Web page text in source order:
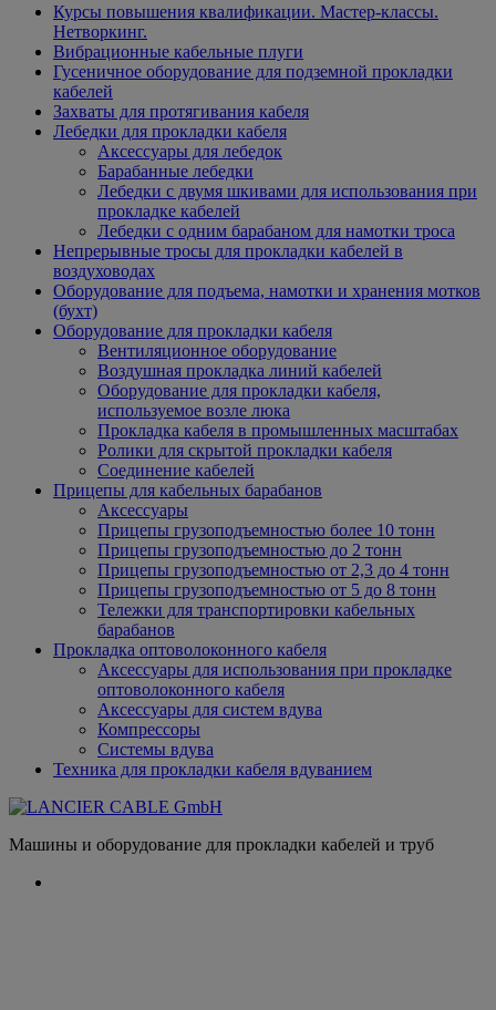
Курсы повышения квалификации. Мастер-классы.
Нетворкинг.
Вибрационные кабельные плуги
Гусеничное оборудование для подземной прокладки
кабелей
Захваты для протягивания кабеля
Лебедки для прокладки кабеля
Аксессуары для лебедок
Барабанные лебедки
Лебедки с двумя шкивами для использования при
прокладке кабелей
Лебедки с одним барабаном для намотки троса
Непрерывные тросы для прокладки кабелей в
воздуховодах
Оборудование для подъема, намотки и хранения мотков
(бухт)
Оборудование для прокладки кабеля
Вентиляционное оборудование
Воздушная прокладка линий кабелей
Оборудование для прокладки кабеля,
используемое возле люка
Прокладка кабеля в промышленных масштабах
Ролики для скрытой прокладки кабеля
Соединение кабелей
Прицепы для кабельных барабанов
Аксессуары
Прицепы грузоподъемностью более 10 тонн
Прицепы грузоподъемностью до 2 тонн
Прицепы грузоподъемностью от 2,3 до 4 тонн
Прицепы грузоподъемностью от 5 до 8 тонн
Тележки для транспортировки кабельных
барабанов
Прокладка оптоволоконного кабеля
Аксессуары для использования при прокладке
оптоволоконного кабеля
Аксессуары для систем вдува
Компрессоры
Системы вдува
Техника для прокладки кабеля вдуванием
Машины и оборудование для прокладки кабелей и труб